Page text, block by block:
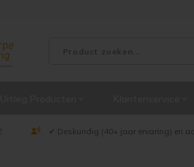
✔ Deskundig (40+ jaar ervaring) en